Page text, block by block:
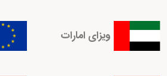
ویزای امارات